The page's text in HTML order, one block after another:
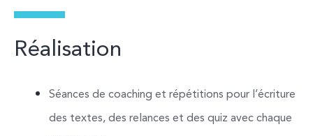
Réalisation
Séances de coaching et répétitions pour l’écriture
des textes, des relances et des quiz avec chaque